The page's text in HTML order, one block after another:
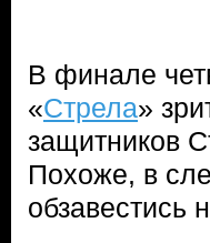
В финале
«Стрела»
защитников
Похоже, в
обзавестись